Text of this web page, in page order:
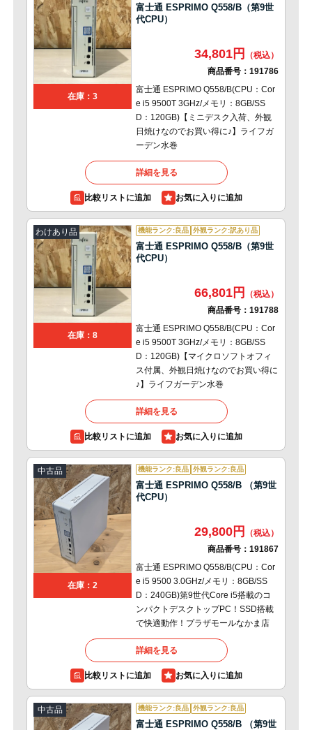
在庫：3
富士通 ESPRIMO Q558/B（第9世
代CPU）
34,801円
商品番号： 191786
富士通 ESPRIMO Q558/B(CPU：Cor
e i5 9500T 3GHz/メモリ：8GB/SS
D：120GB)【ミニデスク入荷、外観
日焼けなのでお買い得に♪】ライフガ
ーデン水巻
詳細を見る
比較リストに追加
わけあり品
在庫：8
機能ランク:良品 外観ランク:訳あり品
富士通 ESPRIMO Q558/B（第9世
代CPU）
66,801円
商品番号： 191788
富士通 ESPRIMO Q558/B(CPU：Cor
e i5 9500T 3GHz/メモリ：8GB/SS
D：120GB)【マイクロソフトオフィ
ス付属、外観日焼けなのでお買い得に
♪】ライフガーデン水巻
詳細を見る
比較リストに追加
中古品
在庫：2
機能ランク:良品 外観ランク:良品
富士通 ESPRIMO Q558/B （第9世
代CPU）
29,800円
商品番号： 191867
富士通 ESPRIMO Q558/B(CPU：Cor
e i5 9500 3.0GHz/メモリ：8GB/SS
D：240GB)第9世代Core i5搭載のコ
ンパクトデスクトップPC！SSD搭載
で快適動作！プラザモールなかま店
詳細を見る
比較リストに追加
中古品 機能ランク:良品 外観ランク:良品
富士通 ESPRIMO Q558/B （第9世